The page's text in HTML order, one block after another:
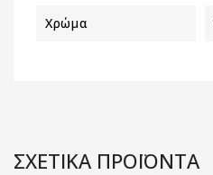
Χρώμα
ΣΧΕΤΙΚΑ ΠΡΟΪΟΝΤΑ